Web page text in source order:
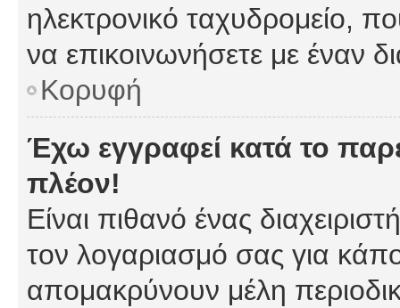
ηλεκτρονικό ταχυδρομείο,
να επικοινωνήσετε με έναν
Κορυφή
Έχω εγγραφεί κατά το
πλέον!
Είναι πιθανό ένας
τον λογαριασμό σας για
απομακρύνουν μέλη